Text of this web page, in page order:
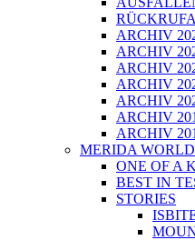
ARCHIV
ARCHIV
ARCHIV
ARCHIV
ARCHIV
ARCHIV
ARCHIV
MERIDA WORLD
ONE OF A
BEST IN
STORIES